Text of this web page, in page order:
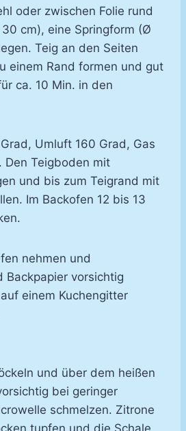
oder zwischen Folie rund
cm), eine Springform (Ø
Teig an den Seiten
einem Rand formen und gut
ca. 10 Min. in den
Umluft 160 Grad, Gas
Den Teigboden mit
und bis zum Teigrand mit
Im Backofen 12 bis 13
nehmen und
Backpapier vorsichtig
einem Kuchengitter
und über dem heißen
bei geringer
schmelzen. Zitrone